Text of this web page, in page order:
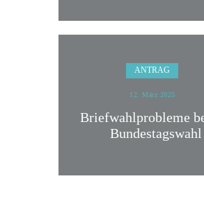
ANTRAG
12. März 2025
Briefwahlprobleme
Bundestagswahl